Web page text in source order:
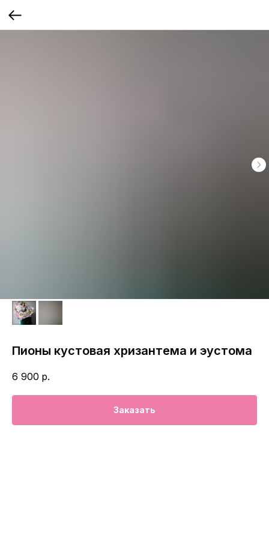
Пионы кустовая хризантема и эустома
6 900 р.
Заказать